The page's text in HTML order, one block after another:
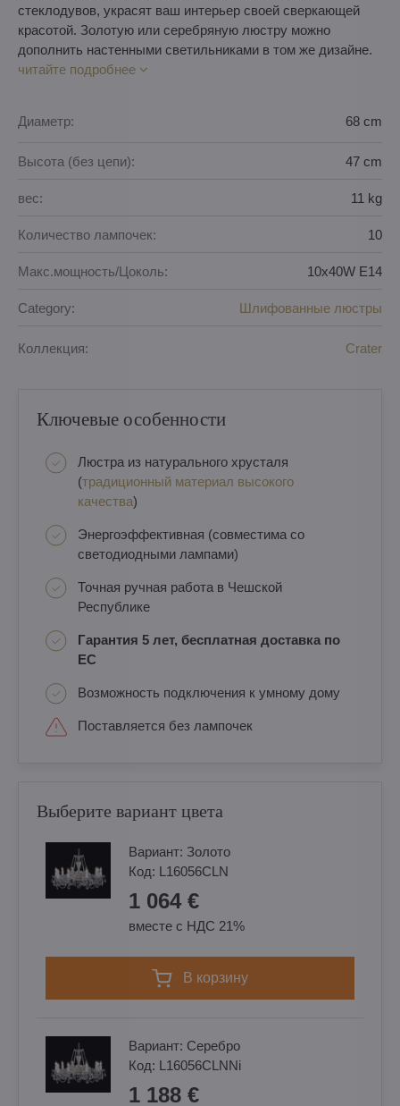
стеклодувов, украсят ваш интерьер своей сверкающей
красотой. Золотую или серебряную люстру можно
дополнить настенными светильниками в том же дизайне.
читайте подробнее
Диаметр: 68 cm
Высота (без цепи): 47 cm
вес: 11 kg
Количество лампочек: 10
Макс.мощность/Цоколь: 10x40W E14
Category: Шлифованные люстры
Коллекция: Crater
Ключевые особенности
Люстра из натурального хрусталя
(традиционный материал высокого
качества)
Энергоэффективная (совместима со
светодиодными лампами)
Точная ручная работа в Чешской
Республике
Гарантия 5 лет, бесплатная доставка по
ЕС
Возможность подключения к умному дому
Поставляется без лампочек
Выберите вариант цвета
Вариант: Золотo
Код: L16056CLN
1 064 €
вместе с НДС 21%
в корзину
Вариант: Cеребро
Код: L16056CLNNi
1 188 €